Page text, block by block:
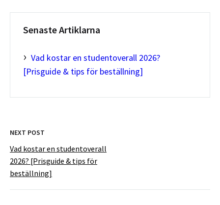
Senaste Artiklarna
› Vad kostar en studentoverall 2026?
[Prisguide & tips för beställning]
POST
NAVIGATION
NEXT POST
Vad kostar en studentoverall
2026? [Prisguide & tips för
beställning]